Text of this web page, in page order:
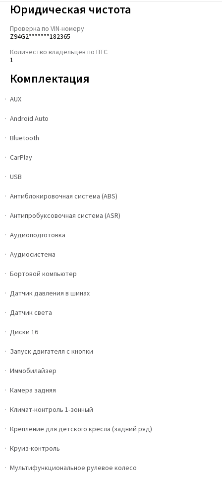
Юридическая чистота
Проверка по VIN-номеру
Z94G2*******182365
Количество владельцев по ПТС
1
Комплектация
AUX
Android Auto
Bluetooth
CarPlay
USB
Антиблокировочная система (ABS)
Антипробуксовочная система (ASR)
Аудиоподготовка
Аудиосистема
Бортовой компьютер
Датчик давления в шинах
Датчик света
Диски 16
Запуск двигателя с кнопки
Иммобилайзер
Камера задняя
Климат-контроль 1-зонный
Крепление для детского кресла (задний ряд)
Круиз-контроль
Мультифункциональное рулевое колесо